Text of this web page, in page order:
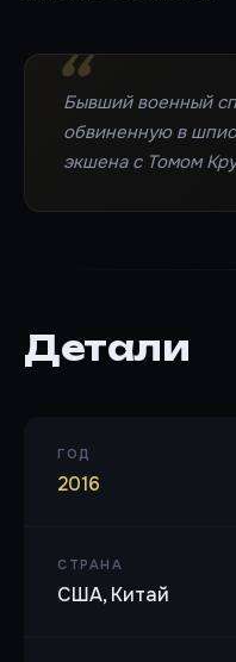
Бывший военный
обвиненную в
экшена с Томом
Детали
ГОД
2016
СТРАНА
США, Китай